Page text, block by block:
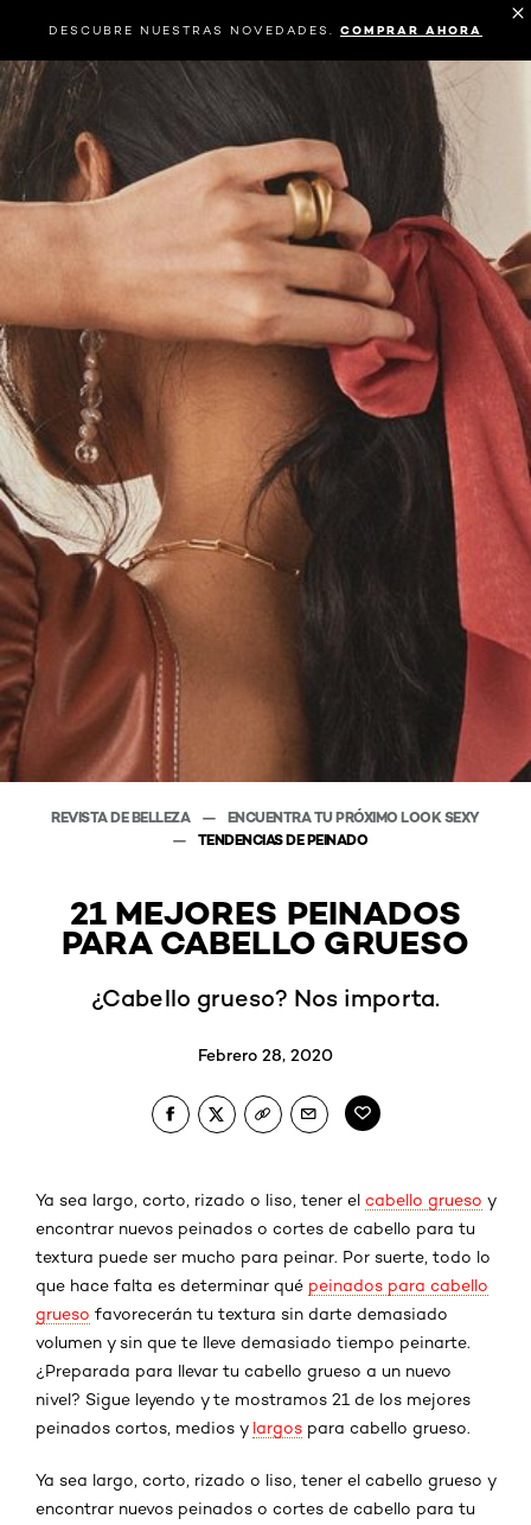
DESCUBRE NUESTRAS NOVEDADES. COMPRAR AHORA
REVISTA DE BELLEZA
ENCUENTRA TU PRÓXIMO LOOK SEXY
TENDENCIAS DE PEINADO
21 MEJORES PEINADOS
PARA CABELLO GRUESO
¿Cabello grueso? Nos importa.
Febrero 28, 2020
Ya sea largo, corto, rizado o liso, tener el cabello grueso y
encontrar nuevos peinados o cortes de cabello para tu
textura puede ser mucho para peinar. Por suerte, todo lo
que hace falta es determinar qué peinados para cabello
grueso favorecerán tu textura sin darte demasiado
volumen y sin que te lleve demasiado tiempo peinarte.
¿Preparada para llevar tu cabello grueso a un nuevo
nivel? Sigue leyendo y te mostramos 21 de los mejores
peinados cortos, medios y largos para cabello grueso.
Ya sea largo, corto, rizado o liso, tener el cabello grueso y
encontrar nuevos peinados o cortes de cabello para tu